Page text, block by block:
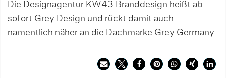
Die Designagentur KW43 Branddesign heißt ab
sofort Grey Design und rückt damit auch
namentlich näher an die Dachmarke Grey Germany.